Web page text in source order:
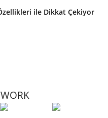
ile Dikkat Çekiyor